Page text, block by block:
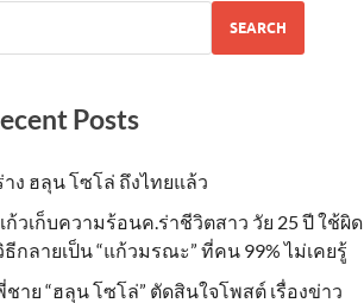
SEARCH
Posts
าง ฮลุน โซโล่ ถึงไทยแล้ว
ก้วเก็บความร้อนค.ร่าชีวิตสาว วัย 25 ปี ใช้ผิด
ธีกลายเป็น “แก้วมรณะ” ที่คน 99% ไม่เคยรู้
ชาย “ฮลุน โซโล่” ตัดสินใจโพสต์ เรื่องข่าว